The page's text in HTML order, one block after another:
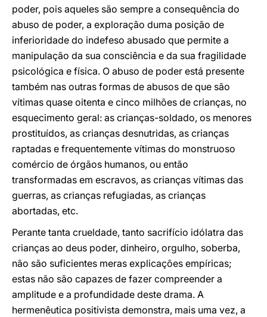
poder, pois aqueles são sempre a consequência do
abuso de poder, a exploração duma posição de
inferioridade do indefeso abusado que permite a
manipulação da sua consciência e da sua fragilidade
psicológica e física. O abuso de poder está presente
também nas outras formas de abusos de que são
vítimas quase oitenta e cinco milhões de crianças, no
esquecimento geral: as crianças-soldado, os menores
prostituídos, as crianças desnutridas, as crianças
raptadas e frequentemente vítimas do monstruoso
comércio de órgãos humanos, ou então
transformadas em escravos, as crianças vítimas das
guerras, as crianças refugiadas, as crianças
abortadas, etc.
Perante tanta crueldade, tanto sacrifício idólatra das
crianças ao deus poder, dinheiro, orgulho, soberba,
não são suficientes meras explicações empíricas;
estas não são capazes de fazer compreender a
amplitude e a profundidade deste drama. A
hermenêutica positivista demonstra, mais uma vez, a